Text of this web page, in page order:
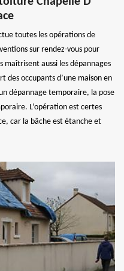
toutes les opérations de
sur rendez-vous pour
maîtrisent aussi les dépannages
des occupants d’une maison en
dépannage temporaire, la pose
L’opération est certes
car la bâche est étanche et